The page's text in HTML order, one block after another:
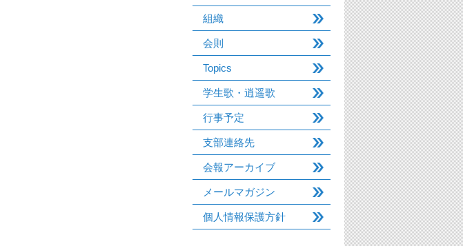
組織
会則
Topics
学生歌・逍遥歌
行事予定
支部連絡先
会報アーカイブ
メールマガジン
個人情報保護方針